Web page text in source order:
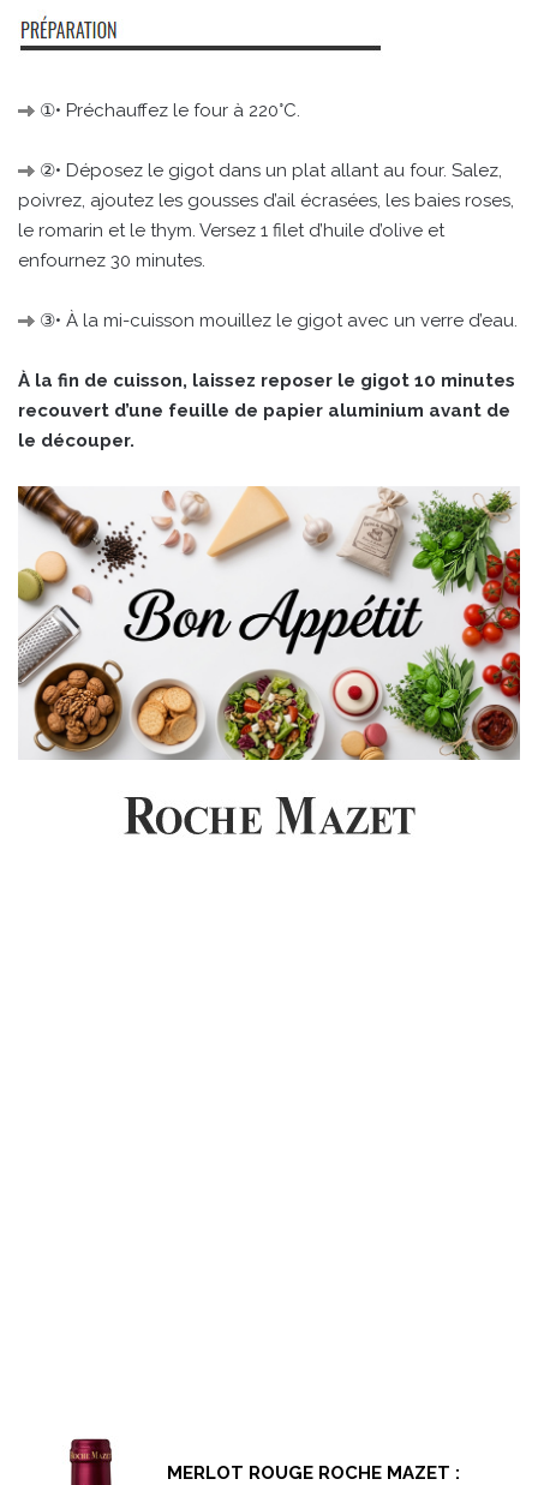
①• Préchauffez le four à 220°C.
②• Déposez le gigot dans un plat allant au four. Salez,
poivrez, ajoutez les gousses d’ail écrasées, les baies roses,
le romarin et le thym. Versez 1 filet d’huile d’olive et
enfournez 30 minutes.
③• À la mi-cuisson mouillez le gigot avec un verre d’eau.
À la fin de cuisson, laissez reposer le gigot 10 minutes
recouvert d’une feuille de papier aluminium avant de
le découper.
MERLOT ROUGE ROCHE MAZET :